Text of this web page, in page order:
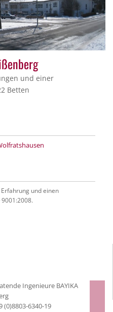
und einer
Betten
und einen
Ingenieure BAYIKA
(0)8803-6340-19